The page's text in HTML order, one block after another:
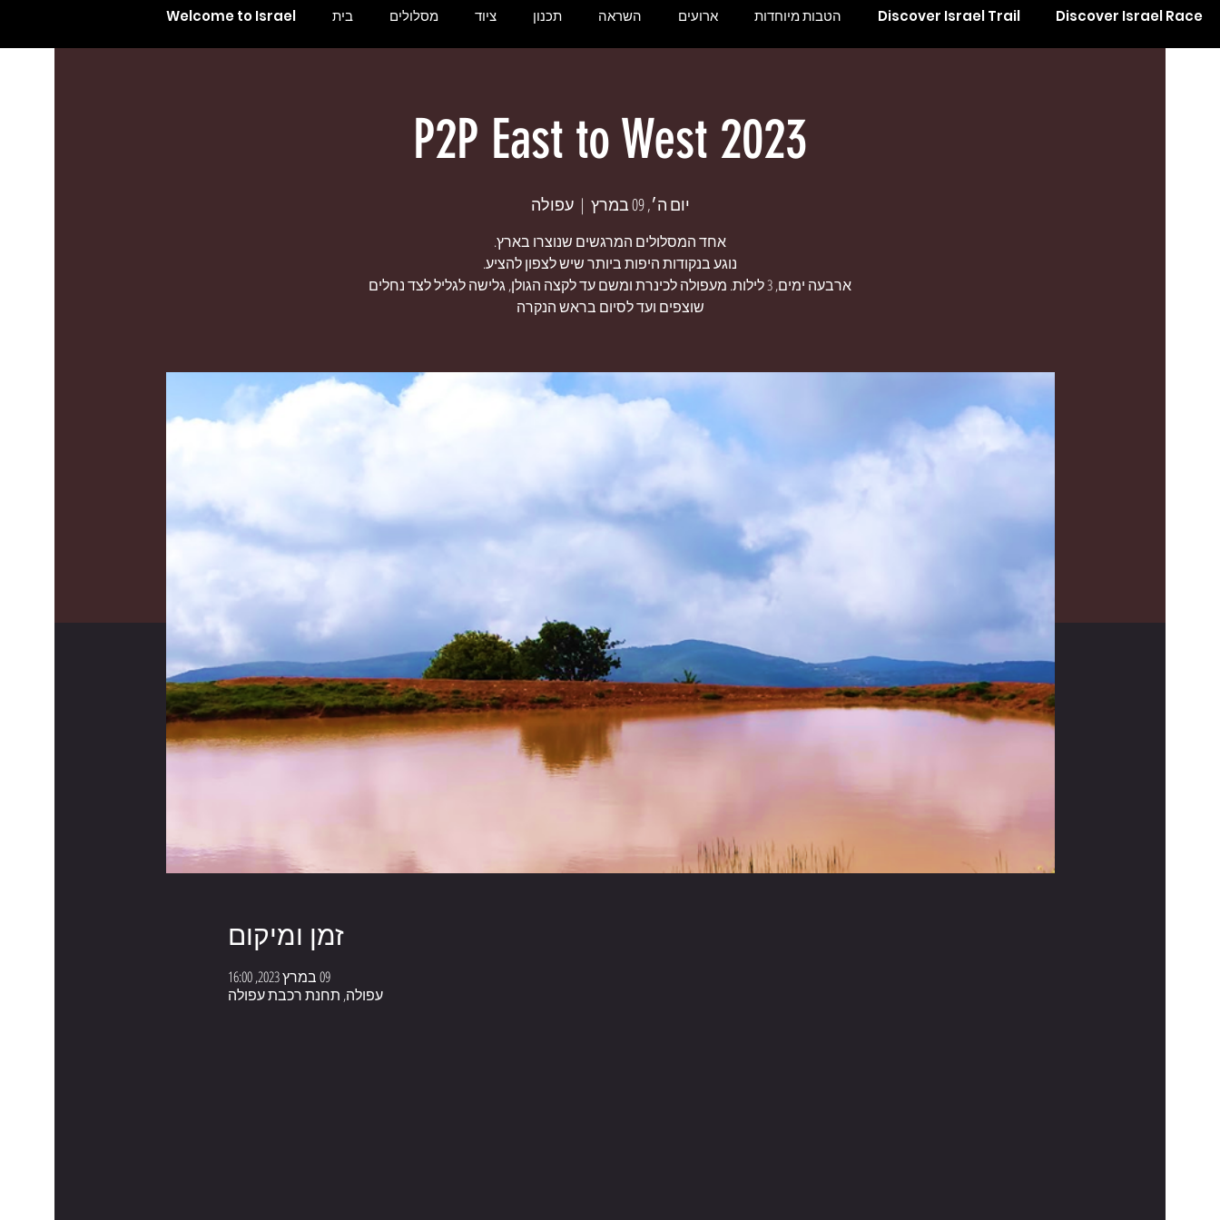
Welcome to Israel בית מסלולים ציוד תכנון השראה ארועים הטבות מיוחדות Discover Israel Trail Discover Israel Race
P2P East to West 2023
יום ה׳, 09 במרץ
  |
עפולה
ארבעה ימים, 3 לילות. מעפולה לכינרת ומשם עד לקצה הגולן, גלישה לגליל לצד נחלים
שוצפים ועד לסיום בראש הנקרה
זמן ומיקום
09 במרץ 2023, 16:00
עפולה, תחנת רכבת עפולה